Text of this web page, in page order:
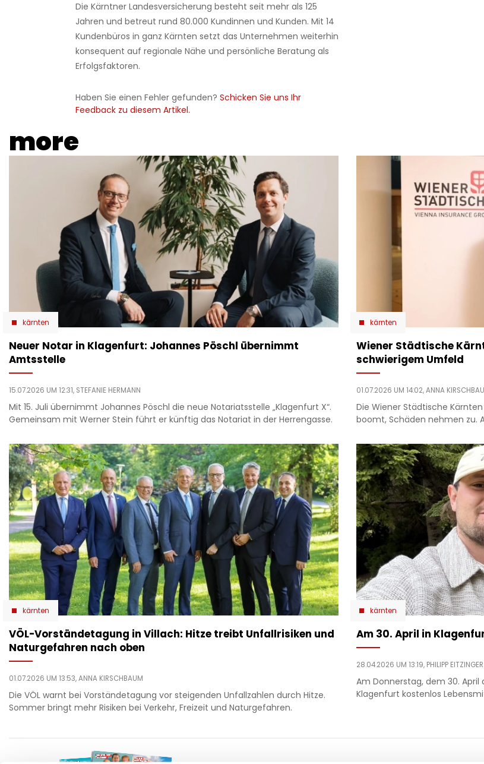
Die Kärntner Landesversicherung besteht seit mehr als 125
Jahren und betreut rund 80.000 Kundinnen und Kunden. Mit 14
Kundenbüros in ganz Kärnten setzt das Unternehmen weiterhin
konsequent auf regionale Nähe und persönliche Beratung als
Erfolgsfaktoren.
Haben Sie einen Fehler gefunden?Schicken Sie uns Ihr
Feedback zu diesem Artikel.
more
kärnten
Neuer Notar in Klagenfurt: Johannes Pöschl übernimmt
Amtsstelle
15.07.2026 UM 12:31, STEFANIE HERMANN
Mit 15. Juli übernimmt Johannes Pöschl die neue Notariatsstelle „Klagenfurt X“.
Gemeinsam mit Werner Stein führt er künftig das Notariat in der Herrengasse.
kärnten
Wiener Städtische
schwierigem Umfeld
01.07.2026 UM 14:02,ANNA
Die Wiener Städtische
boomt, Schäden nehmen zu.
kärnten
VÖL-Vorständetagung in Villach: Hitze treibt Unfallrisiken und
Naturgefahren nach oben
01.07.2026 UM 13:53,ANNA KIRSCHBAUM
Die VÖL warnt bei Vorständetagung vor steigenden Unfallzahlen durch Hitze.
Sommer bringt mehr Risiken bei Verkehr, Freizeit und Naturgefahren.
kärnten
Am 30. April in
28.04.2026 UM 13:19, PHILIPP EITZINGER
Am Donnerstag, dem 30. April
Klagenfurt kostenlos